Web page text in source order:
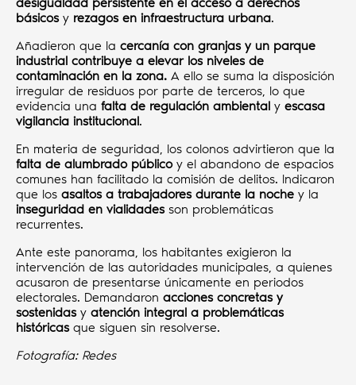
desigualdad persistente en el acceso a derechos
básicosy rezagos en infraestructura urbana.
Añadieron que la cercanía con granjas y un parque
industrial contribuye a elevar los niveles de
contaminación en la zona. A ello se suma la disposición
irregular de residuos por parte de terceros, lo que
evidencia una falta de regulación ambiental y escasa
vigilancia institucional.
En materia de seguridad, los colonos advirtieron que la
falta de alumbrado públicoy el abandono de espacios
comunes han facilitado la comisión de delitos. Indicaron
que los asaltos a trabajadores durante la noche y la
inseguridad en vialidadesson problemáticas
recurrentes.
Ante este panorama, los habitantes exigieron la
intervención de las autoridades municipales, a quienes
acusaron de presentarse únicamente en periodos
electorales. Demandaron acciones concretas y
sostenidasy atención integral a problemáticas
históricasque siguen sin resolverse.
Fotografía: Redes